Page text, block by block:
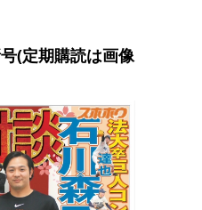
(定期購読は画像